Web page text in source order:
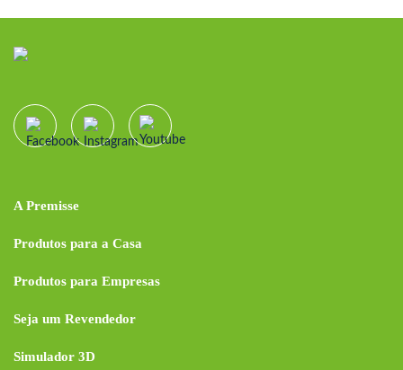
A Premisse
Produtos para a Casa
Produtos para Empresas
Seja um Revendedor
Simulador 3D